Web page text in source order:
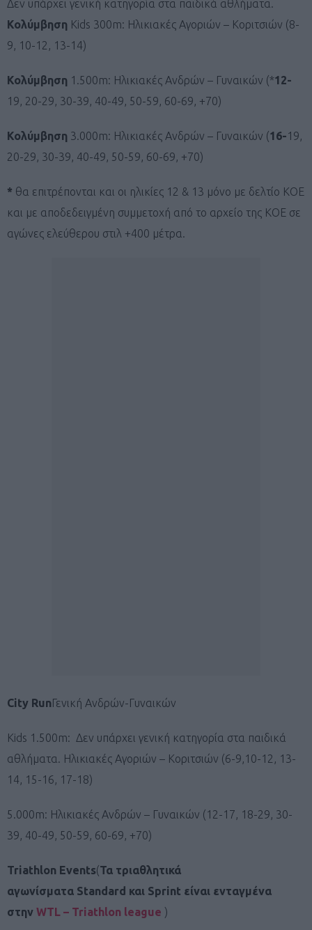
Δεν υπάρχει γενική κατηγορία στα παιδικά αθλήματα.
Κολύμβηση Kids 300m: Ηλικιακές Αγοριών – Κοριτσιών (8-
9, 10-12, 13-14)
Κολύμβηση 1.500m: Ηλικιακές Ανδρών – Γυναικών (*12-
19, 20-29, 30-39, 40-49, 50-59, 60-69, +70)
Κολύμβηση 3.000m: Ηλικιακές Ανδρών – Γυναικών (16-19,
20-29, 30-39, 40-49, 50-59, 60-69, +70)
* θα επιτρέπονται και οι ηλικίες 12 & 13 μόνο με δελτίο ΚΟΕ
και με αποδεδειγμένη συμμετοχή από το αρχείο της ΚΟΕ σε
αγώνες ελεύθερου στιλ +400 μέτρα.
City RunΓενική Ανδρών-Γυναικών
Kids 1.500m: Δεν υπάρχει γενική κατηγορία στα παιδικά
αθλήματα. Ηλικιακές Αγοριών – Κοριτσιών (6-9,10-12, 13-
14, 15-16, 17-18)
5.000m: Ηλικιακές Ανδρών – Γυναικών (12-17, 18-29, 30-
39, 40-49, 50-59, 60-69, +70)
Triathlon Events(Τα τριαθλητικά
αγωνίσματα Standard και Sprint είναι ενταγμένα
στην WTL – Triathlon league )